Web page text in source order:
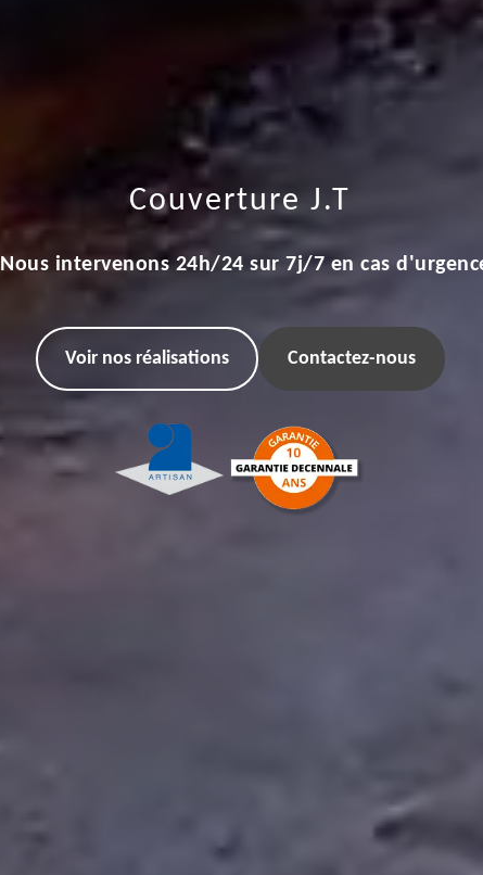
Couverture J.T
Nous intervenons 24h/24 sur 7j/7 en cas
Voir nos réalisations Contactez-nous